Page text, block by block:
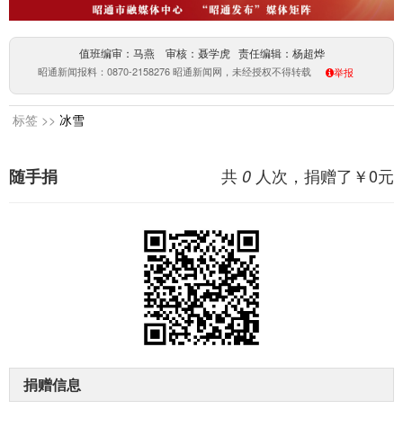
值班编审：马燕 审核：聂学虎 责任编辑：杨超烨
昭通新闻报料：0870-2158276 昭通新闻网，未经授权不得转载 举报
标签 >> 冰雪
共 0 人次，捐赠了￥0元
随手捐
捐赠信息